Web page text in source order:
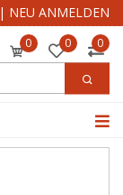
| NEU ANMELDEN
0 0 0